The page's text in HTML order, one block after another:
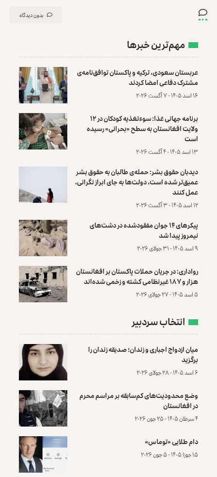
بدون دیدگاه
مهم‌ترین خبرها
عربستان سعودی، ترکیه و پاکستان توافق‌نامه‌ی
مشترک دفاعی امضا کردند
۱۶ اسد ۱۴۰۵ - ۷ آگست ۲۰۲۶
برنامه جهانی غذا: سوءتغذیه کودکان در ۱۲
ولایت افغانستان به سطح «بحرانی» رسیده
است
۱۳ اسد ۱۴۰۵ - ۴ آگست ۲۰۲۶
دیدبان حقوق بشر: حمله‌ی طالبان به حقوق بشر
عمیق‌تر شده است، دولت‌ها به جای ابراز نگرانی،
عمل کنند
۱۲ اسد ۱۴۰۵ - ۳ آگست ۲۰۲۶
پیکرهای ۱۴ جوان مفقودشده در دشت‌های
نیمروز پیدا شد
۹ اسد ۱۴۰۵ - ۳۱ جولای ۲۰۲۶
رواداری: در جریان حملات پاکستان بر افغانستان
هزار و ۱۸۷ غیرنظامی کشته و زخمی شده‌اند
۵ اسد ۱۴۰۵ - ۲۷ جولای ۲۰۲۶
انتخاب سردبیر
میان ازدواج اجباری و زندان؛ صدیقه زندان را
برگزید
۶ اسد ۱۴۰۵ - ۲۸ جولای ۲۰۲۶
وضع محدودیت‌های کم‌سابقه بر مراسم محرم
در افغانستان
۴ سرطان ۱۴۰۵ - ۲۵ جون ۲۰۲۶
دام طلایی «توماس»
۱۵ جوزا ۱۴۰۵ - ۵ جون ۲۰۲۶